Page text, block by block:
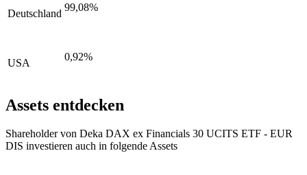
Deutschland
99,08%
USA
0,92%
Assets entdecken
Shareholder von Deka DAX ex Financials 30 UCITS ETF - EUR
DIS investieren auch in folgende Assets